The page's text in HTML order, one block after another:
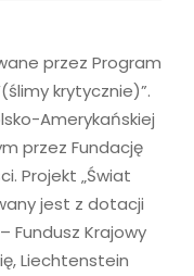
przez Program
krytycznie)”.
Amerykańskiej
przez Fundację
Projekt „Świat
jest z dotacji
Fundusz Krajowy
Liechtenstein